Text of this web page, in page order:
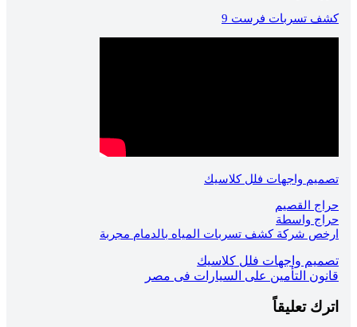
كشف تسربات فرست 9
تصميم واجهات فلل كلاسيك
حراج القصيم
حراج واسطة
ارخص شركة كشف تسربات المياه بالدمام مجربة
تصفّح
المقالات
تصميم واجهات فلل كلاسيك
قانون التأمين على السيارات فى مصر
اترك تعليقاً